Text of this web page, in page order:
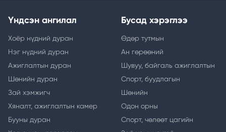
Үндсэн ангилал
Хоёр нүдний дуран
Нэг нүдний дуран
Ажиглалтын дуран
Шөнийн дуран
Зай хэмжигч
Хяналт, ажиглалтын камер
Бууны дуран
Бусад хэрэглээ
Өдөр тутмын
Ан гөрөөний
Шувуу, байгаль ажиглалтын
Спорт, буудлагын
Шөнийн
Одон орны
Спорт, чөлөөт цагийн